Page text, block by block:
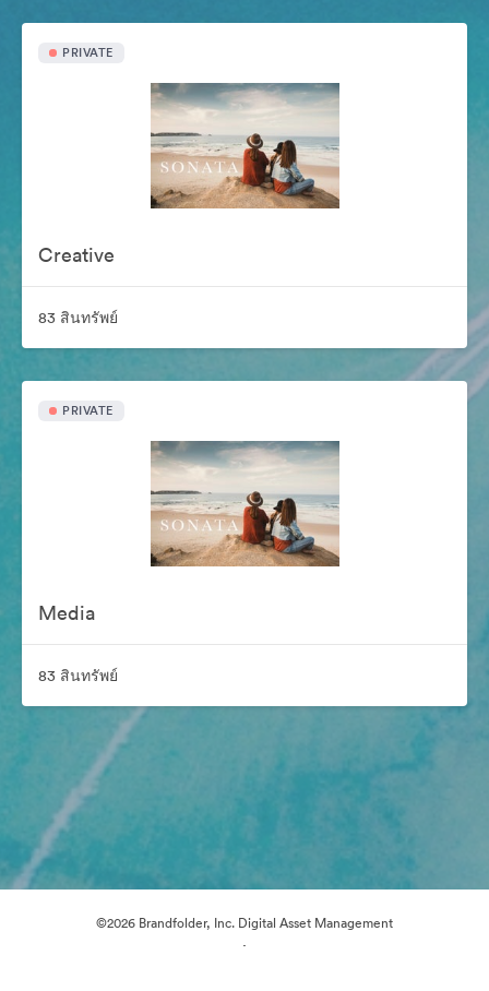
PRIVATE
Creative
83 สินทรัพย์
PRIVATE
Media
83 สินทรัพย์
©2026 Brandfolder, Inc. Digital Asset Management
·